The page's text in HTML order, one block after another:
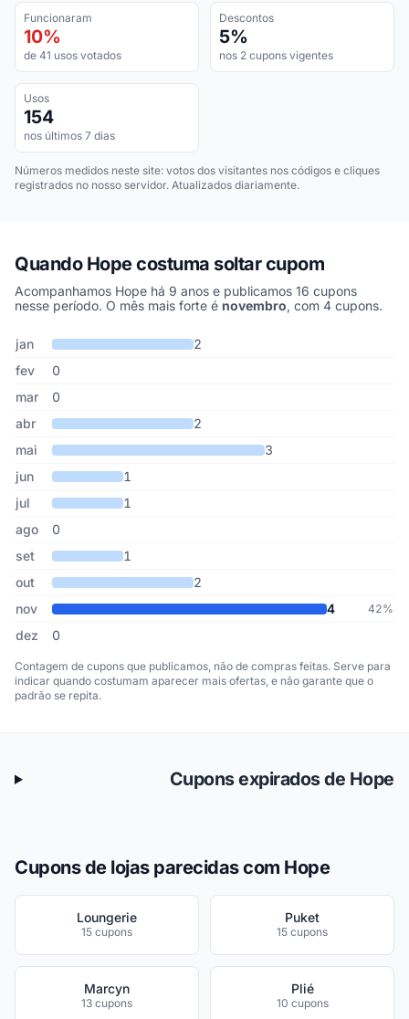
Funcionaram
10%
de 41 usos votados
Descontos
5%
nos 2 cupons vigentes
Usos
154
nos últimos 7 dias
Números medidos neste site: votos dos visitantes nos códigos e cliques
registrados no nosso servidor. Atualizados diariamente.
Quando Hope costuma soltar cupom
Acompanhamos Hope há 9 anos e publicamos 16 cupons
nesse período. O mês mais forte é novembro, com 4 cupons.
Cupons de Hope publicados por mês, somando os últimos 9 anos
Mês Cupons publicadosDesconto médio
jan
2
fev
0
mar
0
abr
2
mai
3
jun
1
jul
1
ago
0
set
1
out
2
nov
4 42%
dez 0
Contagem de cupons que publicamos, não de compras feitas. Serve para
indicar quando costumam aparecer mais ofertas, e não garante que o
padrão se repita.
Cupons expirados de Hope
Cupons de lojas parecidas com Hope
Loungerie
15 cupons
Puket
15 cupons
Marcyn
13 cupons
Plié
10 cupons